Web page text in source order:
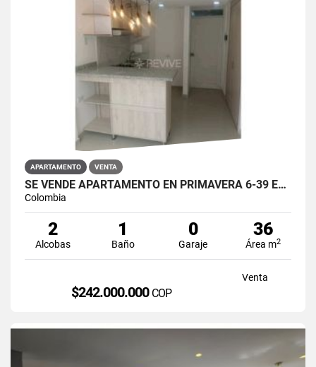
APARTAMENTO VENTA
SE VENDE APARTAMENTO EN PRIMAVERA 6-39 ET 2 PUENTE ARANDA
Colombia
2
Alcobas
1
Baño
0
Garaje
36
Área m2
Venta
$242.000.000 COP